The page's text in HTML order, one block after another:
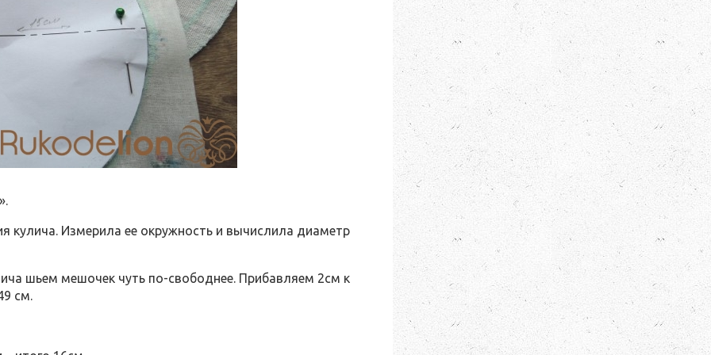
кулича. Измерила ее окружность и вычислила диаметр
шьем мешочек чуть по-свободнее. Прибавляем 2см к
см.